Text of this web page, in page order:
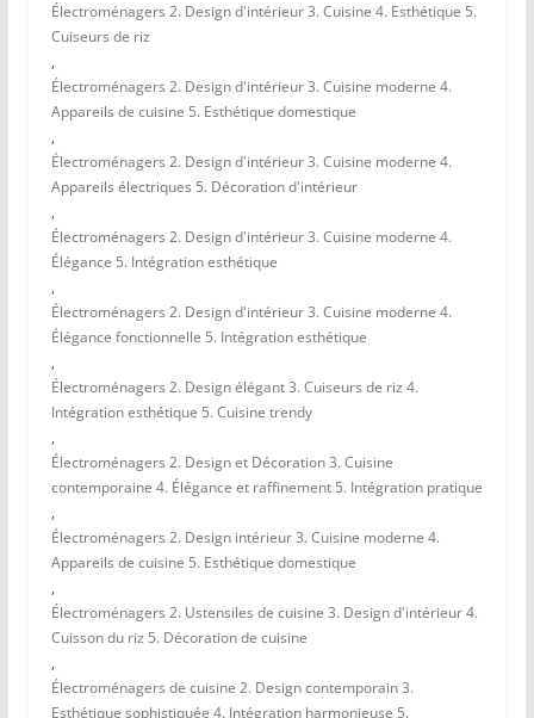
Électroménagers 2. Design d'intérieur 3. Cuisine 4. Esthétique 5.
Cuiseurs de riz
,
Électroménagers 2. Design d'intérieur 3. Cuisine moderne 4.
Appareils de cuisine 5. Esthétique domestique
,
Électroménagers 2. Design d'intérieur 3. Cuisine moderne 4.
Appareils électriques 5. Décoration d'intérieur
,
Électroménagers 2. Design d'intérieur 3. Cuisine moderne 4.
Élégance 5. Intégration esthétique
,
Électroménagers 2. Design d'intérieur 3. Cuisine moderne 4.
Élégance fonctionnelle 5. Intégration esthétique
,
Électroménagers 2. Design élégant 3. Cuiseurs de riz 4.
Intégration esthétique 5. Cuisine trendy
,
Électroménagers 2. Design et Décoration 3. Cuisine
contemporaine 4. Élégance et raffinement 5. Intégration pratique
,
Électroménagers 2. Design intérieur 3. Cuisine moderne 4.
Appareils de cuisine 5. Esthétique domestique
,
Électroménagers 2. Ustensiles de cuisine 3. Design d'intérieur 4.
Cuisson du riz 5. Décoration de cuisine
,
Électroménagers de cuisine 2. Design contemporain 3.
Esthétique sophistiquée 4. Intégration harmonieuse 5.